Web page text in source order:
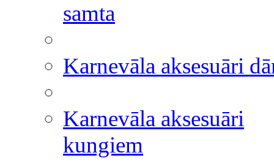
samta
Karnevāla aksesuāri
Karnevāla aksesuāri
kungiem